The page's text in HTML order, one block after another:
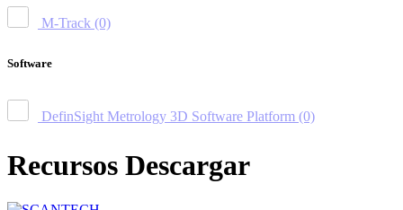
M-Track (0)
Software
DefinSight Metrology 3D Software Platform (0)
Recursos Descargar